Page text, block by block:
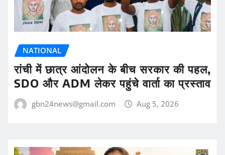
NATIONAL
रांची में छात्र आंदोलन के बीच सरकार की पहल,
SDO और ADM लेकर पहुंचे वार्ता का प्रस्ताव
gbn24news@gmail.com Aug 5, 2026